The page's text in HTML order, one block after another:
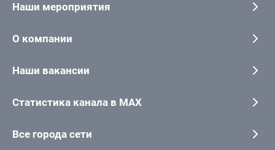
Наши мероприятия
О компании
Наши вакансии
Статистика канала в MAX
Все города сети